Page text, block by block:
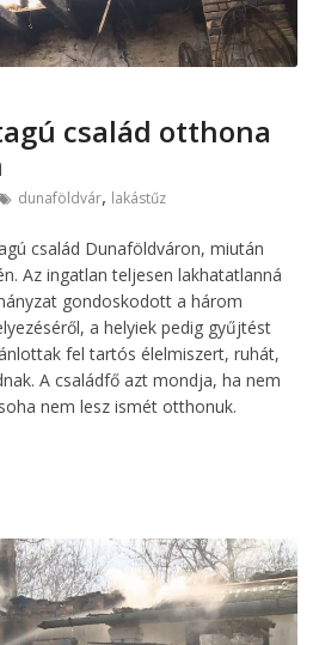
család otthona
dunaföldvár, lakástűz
család Dunaföldváron, miután
Az ingatlan teljesen lakhatatlanná
gondoskodott a három
a helyiek pedig gyűjtést
fel tartós élelmiszert, ruhát,
A családfő azt mondja, ha nem
nem lesz ismét otthonuk.